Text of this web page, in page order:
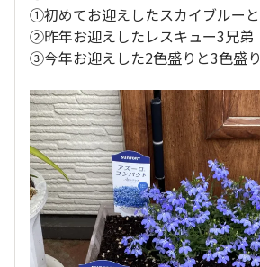
①初めてお迎えしたスカイブルー
②昨年お迎えしたレスキュー3兄弟
③今年お迎えした2色盛りと3色盛り